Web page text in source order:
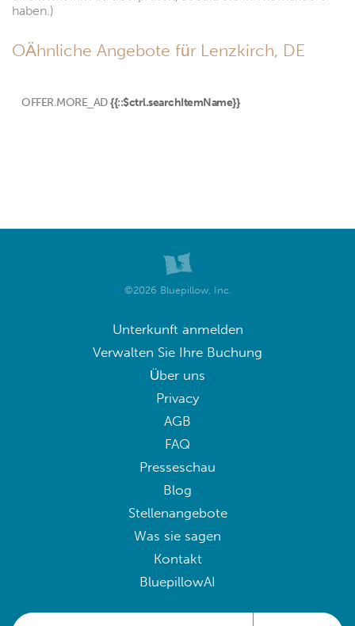
haben.)
OÄhnliche Angebote für Lenzkirch, DE
OFFER.MORE_AD {{::$ctrl.searchItemName}}
©2026 Bluepillow, Inc.
Unterkunft anmelden
Verwalten Sie Ihre Buchung
Über uns
Privacy
AGB
FAQ
Presseschau
Blog
Stellenangebote
Was sie sagen
Kontakt
BluepillowAI